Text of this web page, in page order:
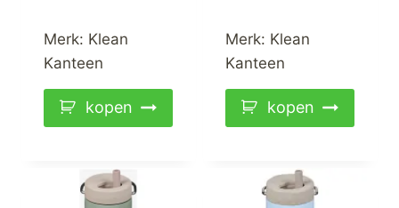
Merk: Klean
Kanteen
kopen
Merk: Klean
Kanteen
kopen